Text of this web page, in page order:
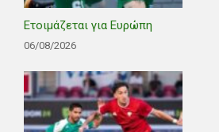
Ετοιμάζεται για Ευρώπη
06/08/2026